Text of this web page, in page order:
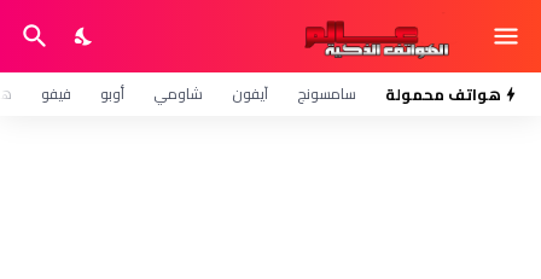
هواتف محمولة سامسونج آيفون شاومي أوبو فيفو